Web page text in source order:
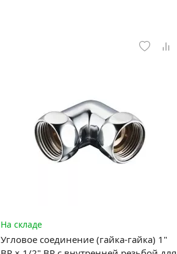
На складе
Угловое соединение (гайка-гайка) 1"